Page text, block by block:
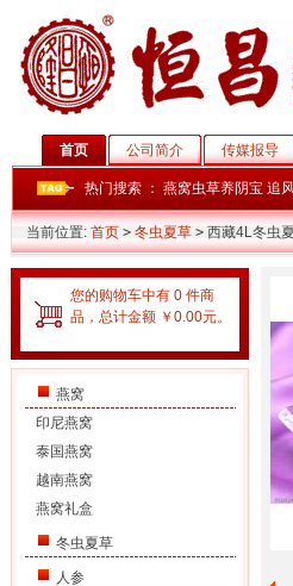
首页 公司简介 传媒报导
热门搜索 ： 燕窝虫草养阴宝 追
当前位置: 首页 > 冬虫夏草 >西藏4L冬虫
您的购物车中有 0 件商
品，总计金额 ￥0.00元。
燕窝
印尼燕窝
泰国燕窝
越南燕窝
燕窝礼盒
冬虫夏草
人参